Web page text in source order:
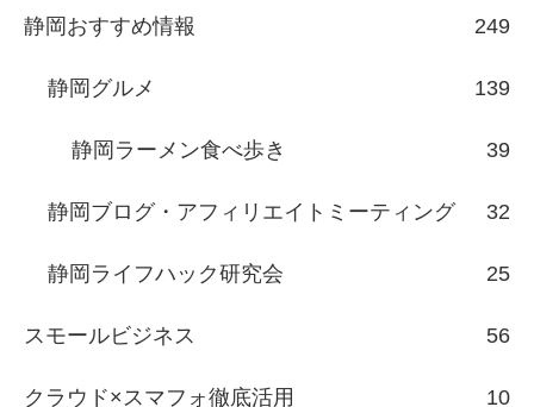
静岡おすすめ情報 249
静岡グルメ 139
静岡ラーメン食べ歩き 39
静岡ブログ・アフィリエイトミーティング 32
静岡ライフハック研究会 25
スモールビジネス 56
クラウド×スマフォ徹底活用 10